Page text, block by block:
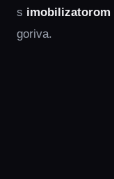
s imobilizatorom
goriva.